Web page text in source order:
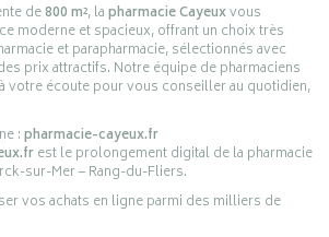
de800 m², lapharmacie Cayeuxvous
moderne et spacieux, offrant un choix très
et parapharmacie, sélectionnés avec
prix attractifs. Notre équipe de pharmaciens
votre écoute pour vous conseiller au quotidien,
:pharmacie-cayeux.fr
est le prolongement digital de la pharmacie
sur-Mer – Rang-du-Fliers.
vos achats en ligne parmi des milliers de